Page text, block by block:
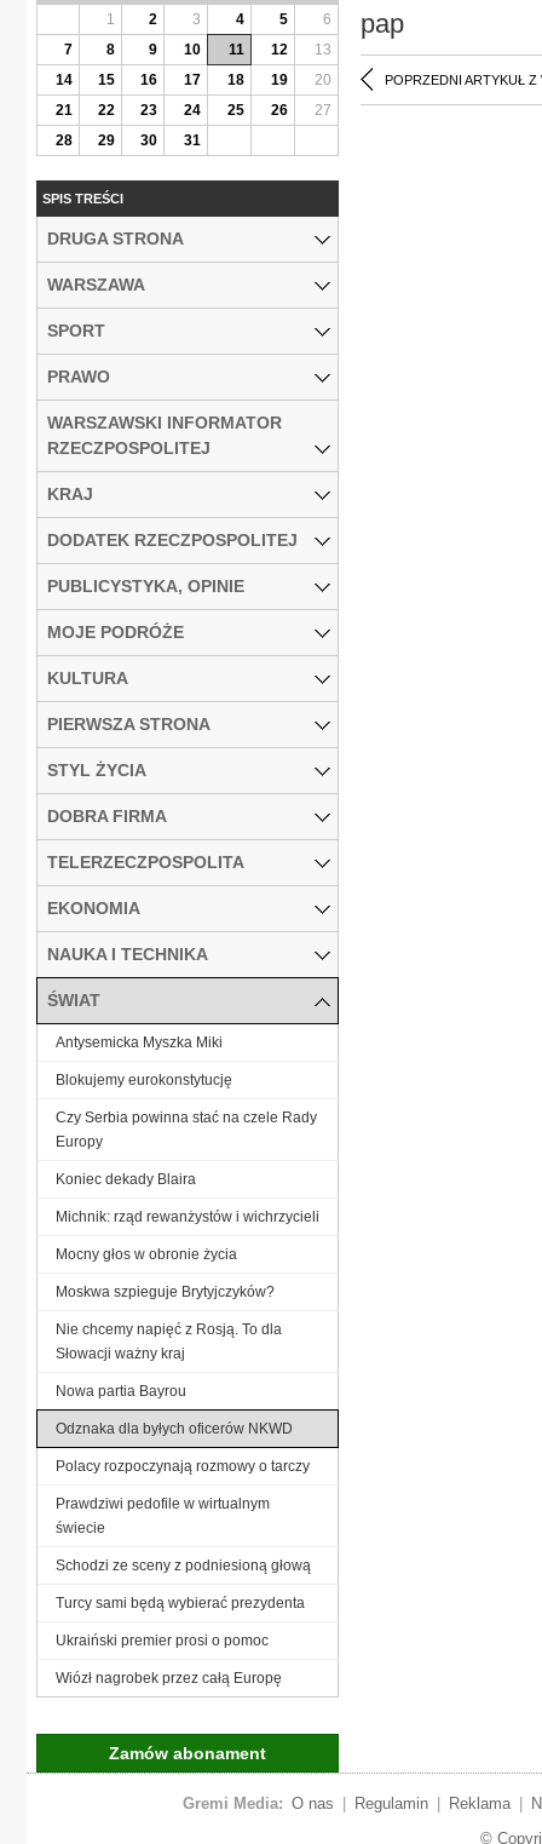
pap
POPRZEDNI ARTYKUŁ Z
1
2 3 4 5
6
7
8 9 10 11 12
13
14
15 16 17 18 19
20
21
22 23 24 25 26
27
28
29 30 31
SPIS TREŚCI
DRUGA STRONA
WARSZAWA
SPORT
PRAWO
WARSZAWSKI INFORMATOR
RZECZPOSPOLITEJ
KRAJ
DODATEK RZECZPOSPOLITEJ
PUBLICYSTYKA, OPINIE
MOJE PODRÓŻE
KULTURA
PIERWSZA STRONA
STYL ŻYCIA
DOBRA FIRMA
TELERZECZPOSPOLITA
EKONOMIA
NAUKA I TECHNIKA
ŚWIAT
Antysemicka Myszka Miki
Blokujemy eurokonstytucję
Czy Serbia powinna stać na czele Rady
Europy
Koniec dekady Blaira
Michnik: rząd rewanżystów i wichrzycieli
Mocny głos w obronie życia
Moskwa szpieguje Brytyjczyków?
Nie chcemy napięć z Rosją. To dla
Słowacji ważny kraj
Nowa partia Bayrou
Odznaka dla byłych oficerów NKWD
Polacy rozpoczynają rozmowy o tarczy
Prawdziwi pedofile w wirtualnym
świecie
Schodzi ze sceny z podniesioną głową
Turcy sami będą wybierać prezydenta
Ukraiński premier prosi o pomoc
Wiózł nagrobek przez całą Europę
Zamów abonament
Gremi Media: O nas Regulamin Reklama
©